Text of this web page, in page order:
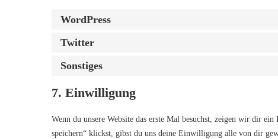
WordPress
Twitter
Sonstiges
7. Einwilligung
Wenn du unsere Website das erste Mal besuchst, zeigen wir dir
speichern“ klickst, gibst du uns deine Einwilligung alle von dir